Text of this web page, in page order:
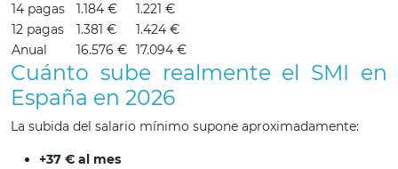
14 pagas
1.184 €
1.221 €
12 pagas
1.381 €
1.424 €
Anual
16.576 € 17.094 €
Cuánto sube realmente el SMI en
España en 2026
La subida del salario mínimo supone aproximadamente:
+37 € al mes